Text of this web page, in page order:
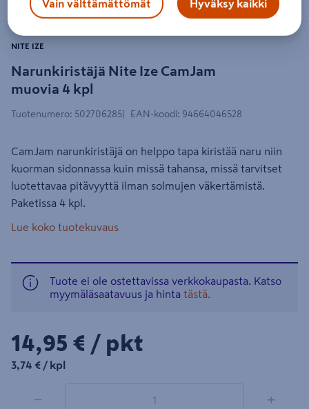
Narunkiristäjä Nite Ize CamJam
muovia 4 kpl
NITE IZE
Tuotenumero: 502706285 EAN-koodi: 94664046528
CamJam narunkiristäjä on helppo tapa kiristää naru niin
kuorman sidonnassa kuin missä tahansa, missä tarvitset
luotettavaa pitävyyttä ilman solmujen väkertämistä.
Paketissa 4 kpl.
Lue koko tuotekuvaus
Tuote ei ole ostettavissa verkkokaupasta. Katso
myymäläsaatavuus ja hinta tästä.
14,95€/pkt
14,95 € / pkt
3,74€/kpl
3,74 € / kpl
− +
Vain välttämättömät Hyväksy kaikki